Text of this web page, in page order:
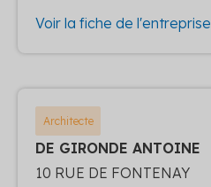
Voir la fiche de l'entreprise
Architecte
DE GIRONDE ANTOINE
10 RUE DE FONTENAY